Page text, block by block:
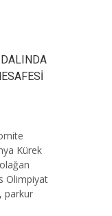
Kürek
Olimpiyat
parkur